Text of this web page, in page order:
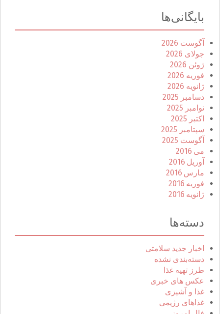
بایگانی‌ها
آگوست 2026
جولای 2026
ژوئن 2026
فوریه 2026
ژانویه 2026
دسامبر 2025
نوامبر 2025
اکتبر 2025
سپتامبر 2025
آگوست 2025
می 2016
آوریل 2016
مارس 2016
فوریه 2016
ژانویه 2016
دسته‌ها
اخبار جدید سلامتی
دسته‌بندی نشده
طرز تهیه غذا
عکس های خبری
غذا و آشپزی
غذاهای رژیمی